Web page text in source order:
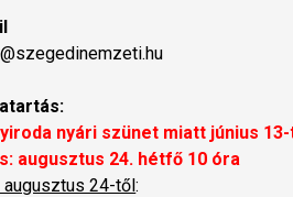
nyári szünet miatt június
augusztus 24. hétfő 10 óra
augusztus 24-től: